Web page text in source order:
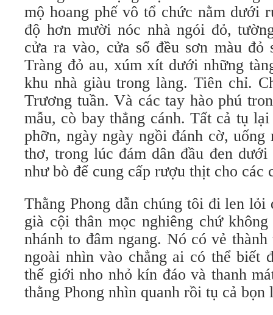
mộ hoang phế vô tổ chức nằm dưới
độ hơn mười nóc nhà ngói đỏ,
cửa ra vào, cửa sổ đều sơn màu đỏ
Tràng đỏ au, xúm xít dưới những
khu nhà giàu trong làng. Tiên chỉ.
Trương tuần. Và các tay hào phú
mẫu, cò bay thẳng cánh. Tất cả tụ
phỡn, ngày ngày ngồi đánh cờ, uống
thơ, trong lúc đám dân đầu đen
như bò để cung cấp rượu thịt cho các
Thằng Phong dẫn chúng tôi đi len lỏi
già cội thân mọc nghiêng chứ
nhánh to đâm ngang. Nó có vẻ
ngoài nhìn vào chẳng ai có thể biết
thế giới nho nhỏ kín đáo và thanh
thằng Phong nhìn quanh rồi tụ cả bọn